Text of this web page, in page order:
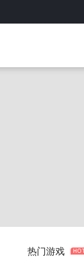
热门游戏